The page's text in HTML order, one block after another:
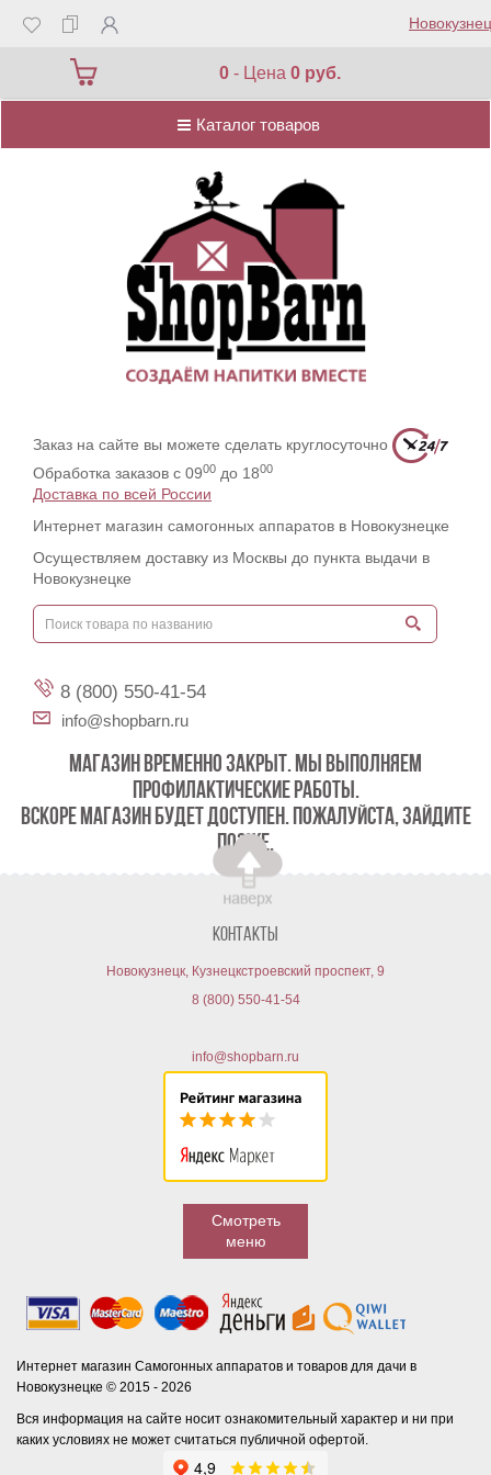
0 - Цена0 руб.
Каталог товаров
Каталог товаров
Заказ на сайте вы можете сделать круглосуточно
Обработка заказов с 0900 до 1800
Доставка по всей России
Интернет магазин самогонных аппаратов в Новокузнецке
Осуществляем доставку из Москвы до пункта выдачи в
Новокузнецке
8 (800) 550-41-54
info@shopbarn.ru
МАГАЗИН ВРЕМЕННО ЗАКРЫТ. МЫ ВЫПОЛНЯЕМ
ПРОФИЛАКТИЧЕСКИЕ РАБОТЫ.
ВСКОРЕ МАГАЗИН БУДЕТ ДОСТУПЕН. ПОЖАЛУЙСТА, ЗАЙДИТЕ
ПОЗЖЕ.
Контакты
Новокузнецк, Кузнецкстроевский проспект, 9
8 (800) 550-41-54
info@shopbarn.ru
Смотреть
меню
Интернет магазин Самогонных аппаратов и товаров для дачи в
Новокузнецке © 2015 - 2026
Вся информация на сайте носит ознакомительный характер и ни при
каких условиях не может считаться публичной офертой.